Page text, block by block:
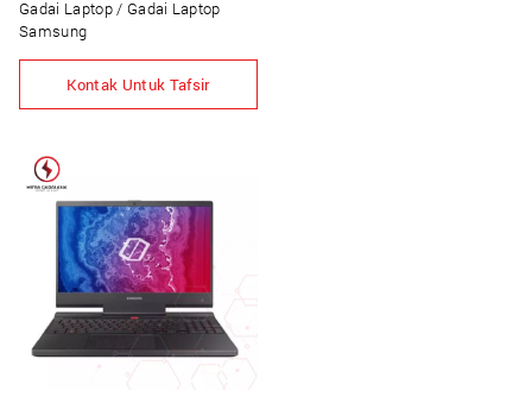
Gadai Laptop / Gadai Laptop
Samsung
Kontak Untuk Tafsir